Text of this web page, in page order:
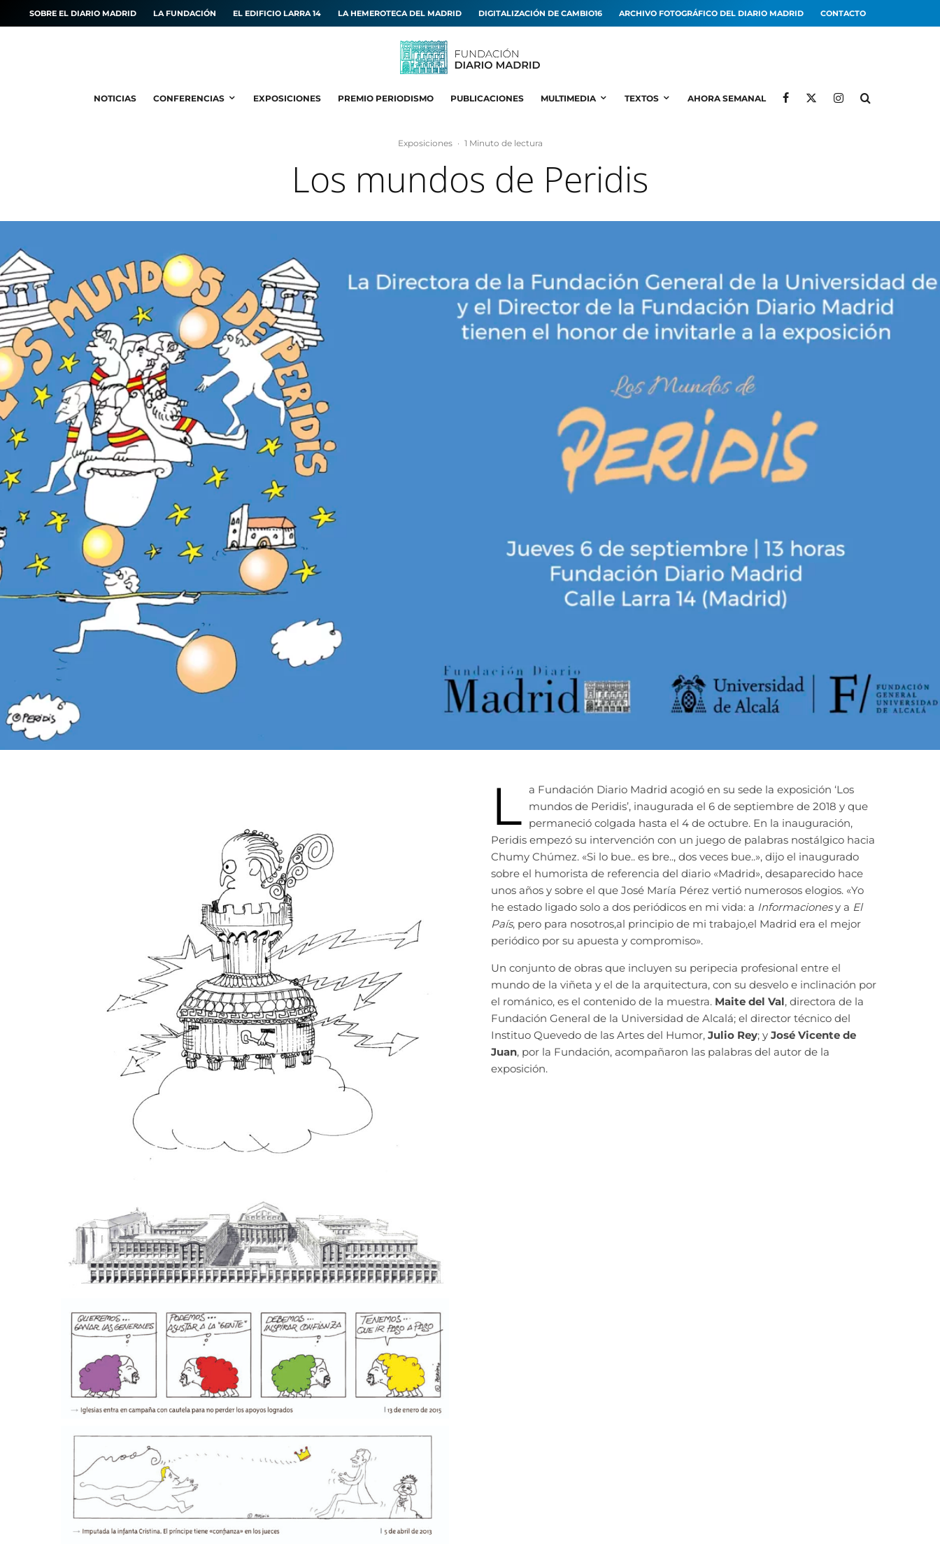
SOBRE EL DIARIO MADRID LA FUNDACIÓN EL EDIFICIO LARRA 14 LA HEMEROTECA DEL MADRID DIGITALIZACIÓN DE CAMBIO16 ARCHIVO FOTOGRÁFICO DEL DIARIO MADRID CONTACTO
NOTICIAS CONFERENCIAS EXPOSICIONES PREMIO PERIODISMO PUBLICACIONES MULTIMEDIA TEXTOS AHORA SEMANAL
Exposiciones · 1 Minuto de lectura
Los mundos de Peridis
L a Fundación Diario Madrid acogió en su sede la exposición ‘Los
mundos de Peridis’, inaugurada el 6 de septiembre de 2018 y que
permaneció colgada hasta el 4 de octubre. En la inauguración,
Peridis empezó su intervención con un juego de palabras nostálgico hacia
Chumy Chúmez. «Si lo bue.. es bre.., dos veces bue..», dijo el inaugurado
sobre el humorista de referencia del diario «Madrid», desaparecido hace
unos años y sobre el que José María Pérez vertió numerosos elogios. «Yo
he estado ligado solo a dos periódicos en mi vida: a Informacionesy a El
País, pero para nosotros,al principio de mi trabajo,el Madrid era el mejor
periódico por su apuesta y compromiso».
Un conjunto de obras que incluyen su peripecia profesional entre el
mundo de la viñeta y el de la arquitectura, con su desvelo e inclinación por
el románico, es el contenido de la muestra. Maite del Val, directora de la
Fundación General de la Universidad de Alcalá; el director técnico del
Instituo Quevedo de las Artes del Humor, Julio Rey; y José Vicente de
Juan, por la Fundación, acompañaron las palabras del autor de la
exposición.